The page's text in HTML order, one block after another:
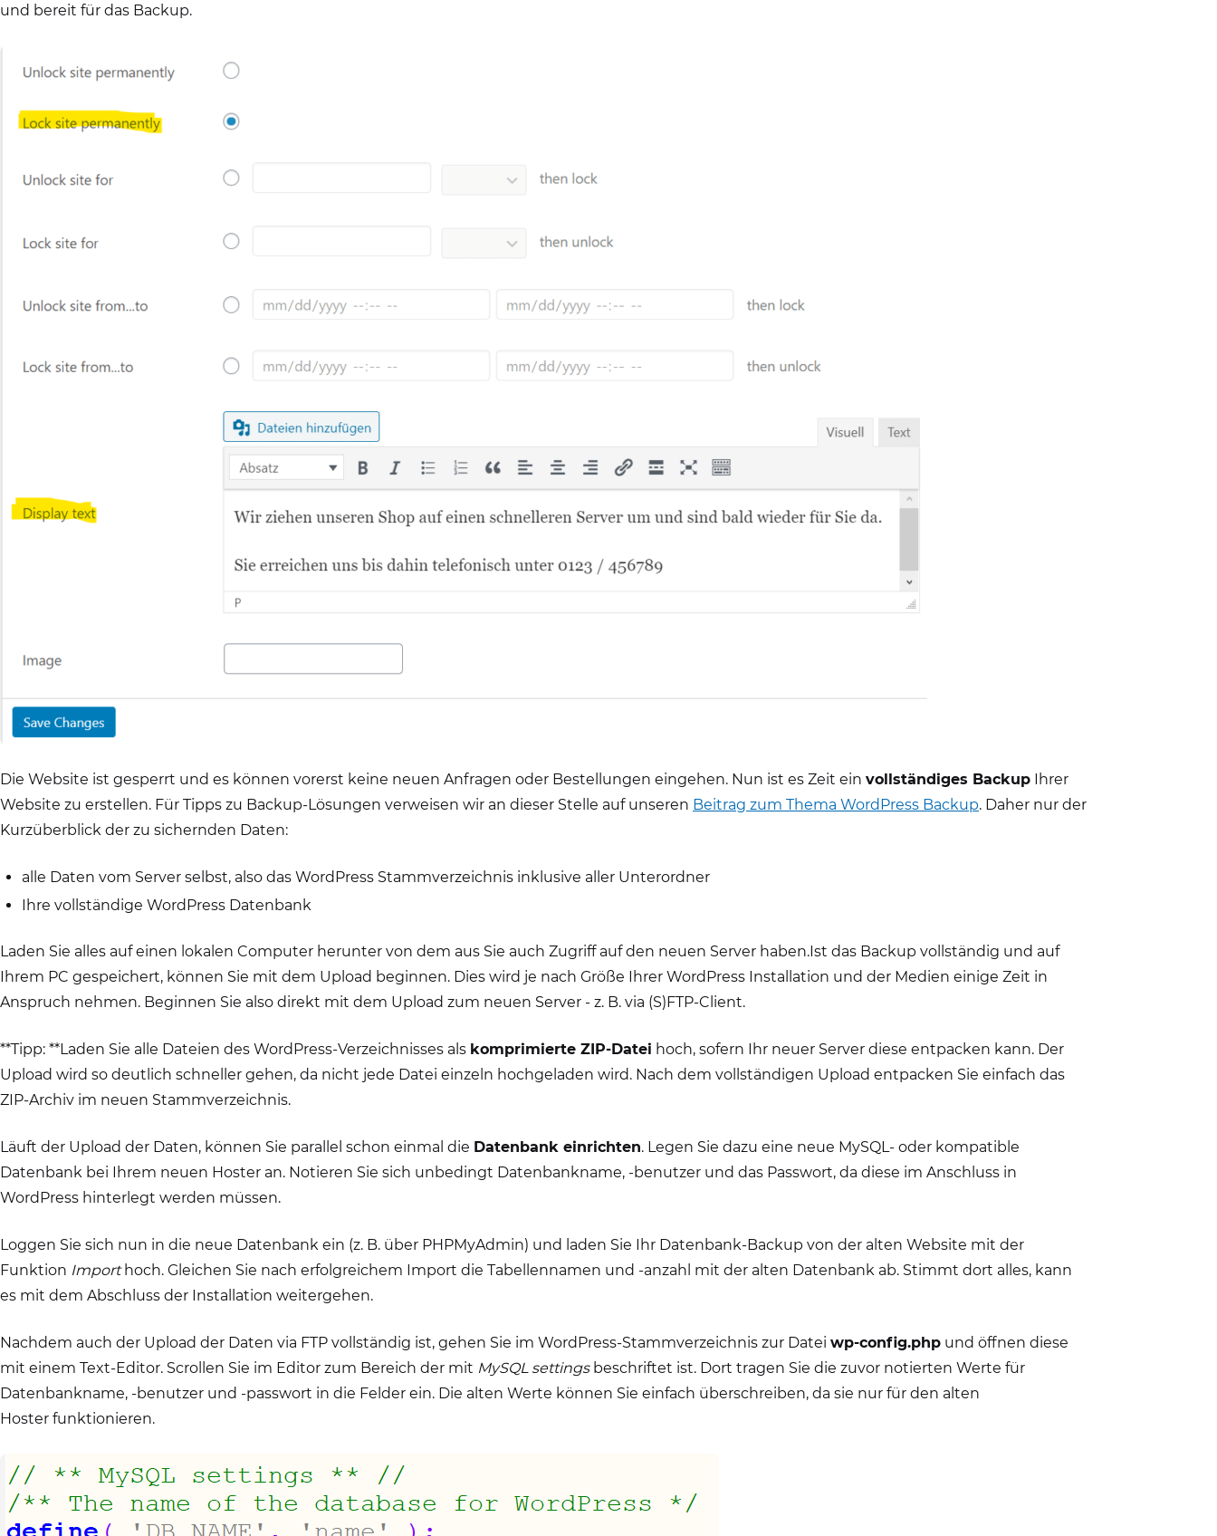
und bereit für das Backup.
Die Website ist gesperrt und es können vorerst keine neuen Anfragen oder Bestellungen eingehen. Nun ist es Zeit ein vollständiges Backup Ihrer
Website zu erstellen. Für Tipps zu Backup-Lösungen verweisen wir an dieser Stelle auf unseren Beitrag zum Thema WordPress Backup. Daher nur der
Kurzüberblick der zu sichernden Daten:
alle Daten vom Server selbst, also das WordPress Stammverzeichnis inklusive aller Unterordner
Ihre vollständige WordPress Datenbank
Laden Sie alles auf einen lokalen Computer herunter von dem aus Sie auch Zugriff auf den neuen Server haben.Ist das Backup vollständig und auf
Ihrem PC gespeichert, können Sie mit dem Upload beginnen. Dies wird je nach Größe Ihrer WordPress Installation und der Medien einige Zeit in
Anspruch nehmen. Beginnen Sie also direkt mit dem Upload zum neuen Server - z. B. via (S)FTP-Client.
**Tipp: **Laden Sie alle Dateien des WordPress-Verzeichnisses als komprimierte ZIP-Datei hoch, sofern Ihr neuer Server diese entpacken kann. Der
Upload wird so deutlich schneller gehen, da nicht jede Datei einzeln hochgeladen wird. Nach dem vollständigen Upload entpacken Sie einfach das
ZIP-Archiv im neuen Stammverzeichnis.
Läuft der Upload der Daten, können Sie parallel schon einmal die Datenbank einrichten. Legen Sie dazu eine neue MySQL- oder kompatible
Datenbank bei Ihrem neuen Hoster an. Notieren Sie sich unbedingt Datenbankname, -benutzer und das Passwort, da diese im Anschluss in
WordPress hinterlegt werden müssen.
Loggen Sie sich nun in die neue Datenbank ein (z. B. über PHPMyAdmin) und laden Sie Ihr Datenbank-Backup von der alten Website mit der
Funktion Importhoch. Gleichen Sie nach erfolgreichem Import die Tabellennamen und -anzahl mit der alten Datenbank ab. Stimmt dort alles, kann
es mit dem Abschluss der Installation weitergehen.
Nachdem auch der Upload der Daten via FTP vollständig ist, gehen Sie im WordPress-Stammverzeichnis zur Datei wp-config.php und öffnen diese
mit einem Text-Editor. Scrollen Sie im Editor zum Bereich der mit MySQL settingsbeschriftet ist. Dort tragen Sie die zuvor notierten Werte für
Datenbankname, -benutzer und -passwort in die Felder ein. Die alten Werte können Sie einfach überschreiben, da sie nur für den alten
Hoster funktionieren.